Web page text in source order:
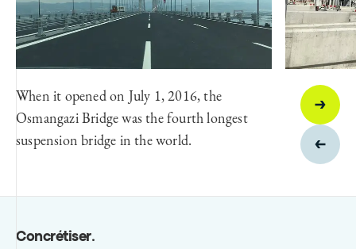
When it opened on July 1, 2016, the
Osmangazi Bridge was the fourth longest
suspension bridge in the world.
Concrétiser.